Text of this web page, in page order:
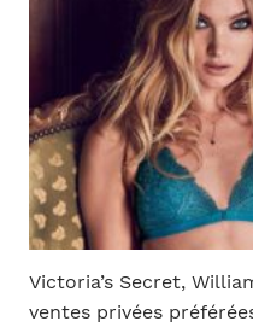
Victoria’s Secret,
ventes privées